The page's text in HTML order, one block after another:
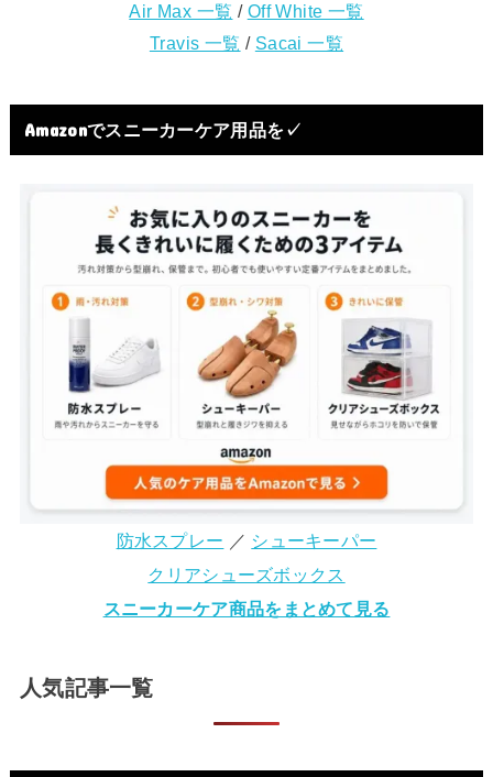
Air Max 一覧 / Off White 一覧
Travis 一覧 / Sacai 一覧
Amazonでスニーカーケア用品を✓
防水スプレー ／ シューキーパー
クリアシューズボックス
スニーカーケア商品をまとめて見る
人気記事一覧